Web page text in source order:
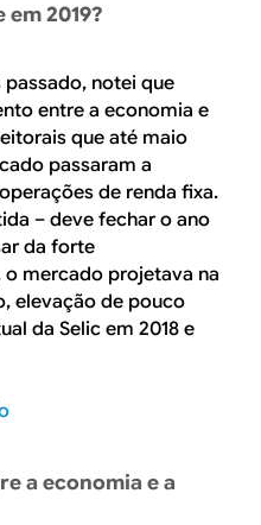
2019?
notei que
entre a economia e
que até maio
passaram a
de renda fixa.
– deve fechar o ano
da forte
mercado projetava na
elevação de pouco
da Selic em 2018 e
a economia e a